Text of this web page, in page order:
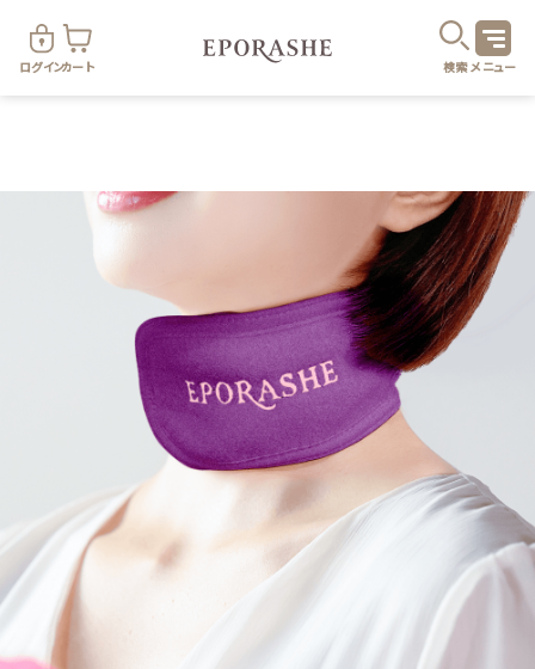
ログインカート 検索メニュー
お得なセット・キャンペーン
スキンケア